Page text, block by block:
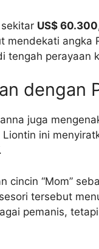
US$ 60.300
mendekati angka
tengah perayaan
dengan
juga
Liontin ini
cincin “Mom”
tersebut
pemanis,